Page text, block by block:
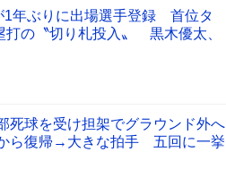
1年ぶりに出場選手登録 首位タ
打の〝切り札投入〟 黒木優太、
球を受け担架でグラウンド外へ
ら復帰→大きな拍手 五回に一挙